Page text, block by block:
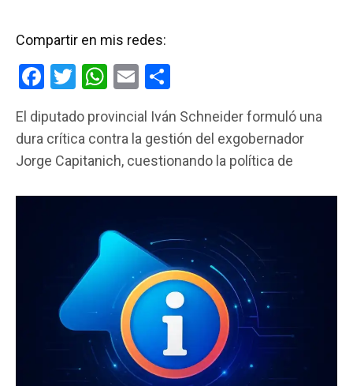
Compartir en mis redes:
F
ce
b
o
T
tt
er
W
at
s
A
p
p
E
ail m
p
tir
El diputado provincial Iván Schneider formuló una
dura crítica contra la gestión del exgobernador
Jorge Capitanich, cuestionando la política de